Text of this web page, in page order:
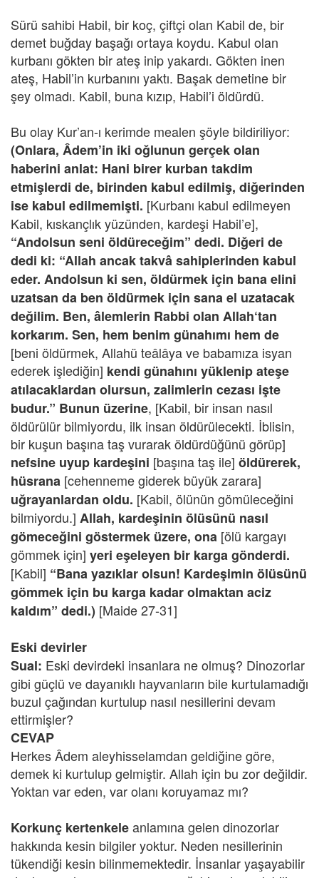
Sürü sahibi Habil, bir koç, çiftçi olan Kabil de, bir
demet buğday başağı ortaya koydu. Kabul olan
kurbanı gökten bir ateş inip yakardı. Gökten inen
ateş, Habil’in kurbanını yaktı. Başak demetine bir
şey olmadı. Kabil, buna kızıp, Habil’i öldürdü.
Bu olay Kur’an-ı kerimde mealen şöyle bildiriliyor:
(Onlara, Âdem’in iki oğlunun gerçek olan
haberini anlat: Hani birer kurban takdim
etmişlerdi de, birinden kabul edilmiş, diğerinden
ise kabul edilmemişti. [Kurbanı kabul edilmeyen
Kabil, kıskançlık yüzünden, kardeşi Habil’e],
“Andolsun seni öldüreceğim” dedi. Diğeri de
dedi ki: “Allah ancak takvâ sahiplerinden kabul
eder. Andolsun ki sen, öldürmek için bana elini
uzatsan da ben öldürmek için sana el uzatacak
değilim. Ben, âlemlerin Rabbi olan Allah‘tan
korkarım. Sen, hem benim günahımı hem de
[beni öldürmek, Allahü teâlâya ve babamıza isyan
ederek işlediğin] kendi günahını yüklenip ateşe
atılacaklardan olursun, zalimlerin cezası işte
budur.” Bunun üzerine, [Kabil, bir insan nasıl
öldürülür bilmiyordu, ilk insan öldürülecekti. İblisin,
bir kuşun başına taş vurarak öldürdüğünü görüp]
nefsine uyup kardeşini [başına taş ile] öldürerek,
hüsrana [cehenneme giderek büyük zarara]
uğrayanlardan oldu. [Kabil, ölünün gömüleceğini
bilmiyordu.] Allah, kardeşinin ölüsünü nasıl
gömeceğini göstermek üzere, ona [ölü kargayı
gömmek için] yeri eşeleyen bir karga gönderdi.
[Kabil] “Bana yazıklar olsun! Kardeşimin ölüsünü
gömmek için bu karga kadar olmaktan aciz
kaldım” dedi.) [Maide 27-31]
Eski devirler
Sual: Eski devirdeki insanlara ne olmuş? Dinozorlar
gibi güçlü ve dayanıklı hayvanların bile kurtulamadığı
buzul çağından kurtulup nasıl nesillerini devam
ettirmişler?
CEVAP
Herkes Âdem aleyhisselamdan geldiğine göre,
demek ki kurtulup gelmiştir. Allah için bu zor değildir.
Yoktan var eden, var olanı koruyamaz mı?
Korkunç kertenkeleanlamına gelen dinozorlar
hakkında kesin bilgiler yoktur. Neden nesillerinin
tükendiği kesin bilinmemektedir. İnsanlar yaşayabilir